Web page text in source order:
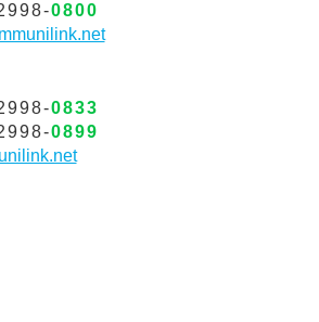
0800
0833
0899